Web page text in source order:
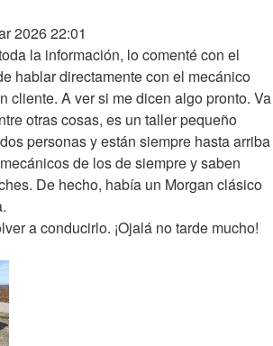
2026 22:01
la información, lo comenté con el
hablar directamente con el mecánico
cliente. A ver si me dicen algo pronto. Va
otras cosas, es un taller pequeño
personas y están siempre hasta arriba
de los de siempre y saben
De hecho, había un Morgan clásico
a conducirlo. ¡Ojalá no tarde mucho!